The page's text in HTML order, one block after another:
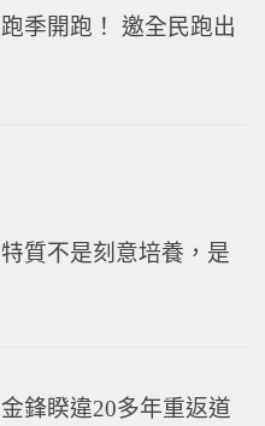
季開跑！ 邀全民跑出
質不是刻意培養，是
鋒睽違20多年重返道